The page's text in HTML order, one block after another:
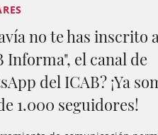
no te has inscrito
Informa", el canal de
del ICAB? ¡Ya
1.000 seguidores!